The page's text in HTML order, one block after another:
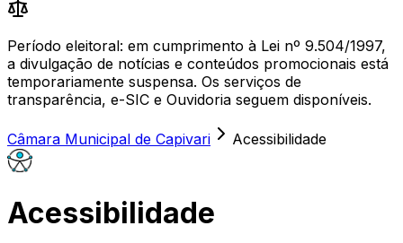
Período eleitoral: em cumprimento à Lei nº 9.504/1997,
a divulgação de notícias e conteúdos promocionais está
temporariamente suspensa. Os serviços de
transparência, e-SIC e Ouvidoria seguem disponíveis.
Câmara Municipal de Capivari Acessibilidade
Acessibilidade